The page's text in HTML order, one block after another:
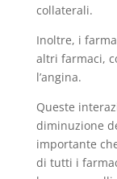
collaterali.
Inoltre, i
altri farmaci,
l’angina.
Queste
diminuzione
importante
di tutti i